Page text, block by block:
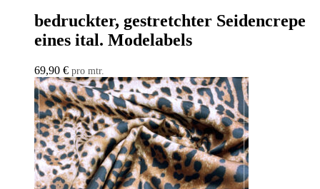
bedruckter, gestretchter Seidencrepe
eines ital. Modelabels
69,90 € pro mtr.